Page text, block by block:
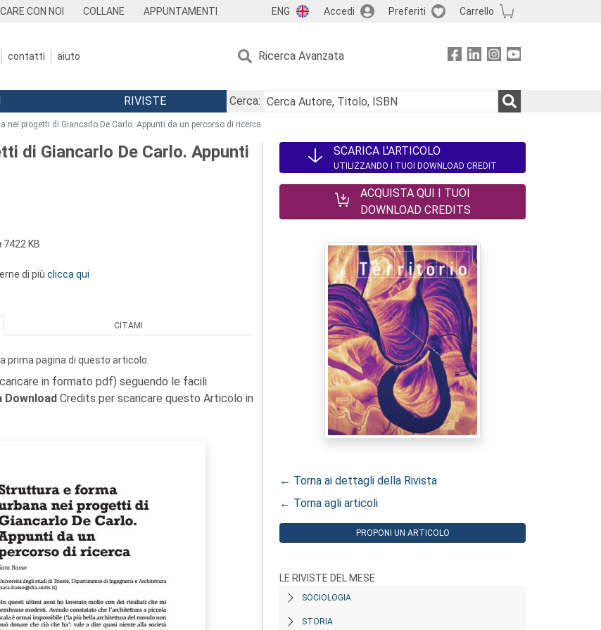
CON NOI COLLANE APPUNTAMENTI ENG Accedi Preferiti Carrello
contatti aiuto Ricerca Avanzata
RIVISTE
Cerca:
nei progetti di Giancarlo De Carlo. Appunti da un percorso di ricerca
di Giancarlo De Carlo. Appunti
7422 KB
di più clicca qui
CITAMI
prima pagina di questo articolo.
in formato pdf) seguendo le facili
Download Credits per scaricare questo Articolo in
SCARICA L'ARTICOLO
UTILIZZANDO I TUOI DOWNLOAD CREDIT
ACQUISTA QUI I TUOI
DOWNLOAD CREDITS
← Torna ai dettagli della Rivista
← Torna agli articoli
PROPONI UN ARTICOLO
LE RIVISTE DEL MESE
SOCIOLOGIA
STORIA